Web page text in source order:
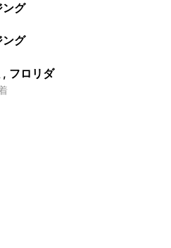
ング
ング
, フロリダ